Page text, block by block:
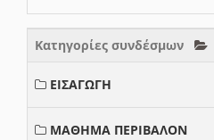
Κατηγορίες συνδέσμων
ΕΙΣΑΓΩΓΗ
ΜΑΘΗΜΑ ΠΕΡΙΒΑΛΟΝ